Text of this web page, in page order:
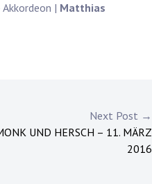
Akkordeon | Matthias
Next Post →
UND HERSCH – 11. MÄRZ
2016